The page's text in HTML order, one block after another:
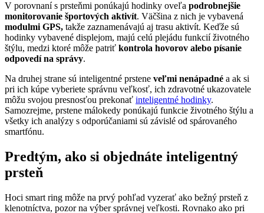
V porovnaní s prsteňmi ponúkajú hodinky oveľa podrobnejšie
monitorovanie športových aktivít. Väčšina z nich je vybavená
modulmi GPS, takže zaznamenávajú aj trasu aktivít. Keďže sú
hodinky vybavené displejom, majú celú plejádu funkcií životného
štýlu, medzi ktoré môže patriť kontrola hovorov alebo písanie
odpovedí na správy.
Na druhej strane sú inteligentné prstene veľmi nenápadné a ak si
pri ich kúpe vyberiete správnu veľkosť, ich zdravotné ukazovatele
môžu svojou presnosťou prekonať inteligentné hodinky.
Samozrejme, prstene málokedy ponúkajú funkcie životného štýlu a
všetky ich analýzy s odporúčaniami sú závislé od spárovaného
smartfónu.
Predtým, ako si objednáte inteligentný
prsteň
Hoci smart ring môže na prvý pohľad vyzerať ako bežný prsteň z
klenotníctva, pozor na výber správnej veľkosti. Rovnako ako pri